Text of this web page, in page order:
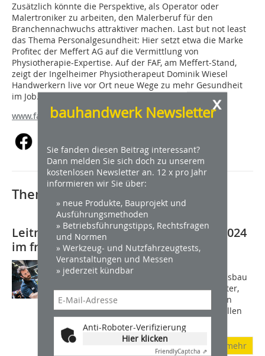
Zusätzlich könnte die Perspektive, als Operator oder
Malertroniker zu arbeiten, den Malerberuf für den
Branchennachwuchs attraktiver machen. Last but not least
das Thema Personalgesundheit: Hier setzt etwa die Marke
Profitec der Meffert AG auf die Vermittlung von
Physiotherapie-Expertise. Auf der FAF, am Meffert-Stand,
zeigt der Ingelheimer Physiotherapeut Dominik Wiesel
Handwerkern live vor Ort neue Wege zu mehr Gesundheit
im Job. (bhw/ela)
www.faf-messe.de
x
bauhandwerk Newsletter
Sie fanden diesen Beitrag interessant?
Dann melden Sie sich doch zu unserem
kostenlosen Newsletter an. 12 x pro Jahr
informieren wir Sie über:
» neue Produkte, Bauprojekt und
Ausführungsmethoden
» Betriebsführungstipps, Rechtsfragen
und Normen
» Werkzeug- und Nutzfahrzeugtests,
Veranstaltungen und Messen
» jederzeit kündbar
Anti-Roboter-Verifizierung
Hier klicken
FriendlyCaptcha ⇗
Thematisch passende Artikel:
Leitmesse Farbe, Ausbau & Fassade 2024
im frischen Design in Köln
Der Bundesverband Farbe Gestaltung
Bautenschutz, der Bundesverband Ausbau
und Fassade und der Messeveranstalter,
die Gesellschaft für Handwerksmessen
(GHM), haben die Zeit genutzt und wollen
der FAF...
mehr